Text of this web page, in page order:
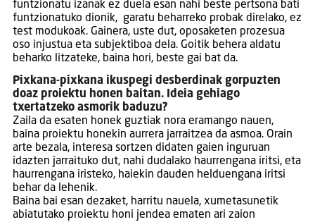
funtzionatu izanak ez duela esan nahi beste pertsona bati
funtzionatuko dionik, garatu beharreko probak direlako, ez
test modukoak. Gainera, uste dut, oposaketen prozesua
oso injustua eta subjektiboa dela. Goitik behera aldatu
beharko litzateke, baina hori, beste gai bat da.
Pixkana-pixkana ikuspegi desberdinak gorpuzten
doaz proiektu honen baitan. Ideia gehiago
txertatzeko asmorik baduzu?
Zaila da esaten honek guztiak nora eramango nauen,
baina proiektu honekin aurrera jarraitzea da asmoa. Orain
arte bezala, interesa sortzen didaten gaien inguruan
idazten jarraituko dut, nahi dudalako haurrengana iritsi, eta
haurrengana iristeko, haiekin dauden helduengana iritsi
behar da lehenik.
Baina bai esan dezaket, harritu nauela, xumetasunetik
abiatutako proiektu honi jendea ematen ari zaion